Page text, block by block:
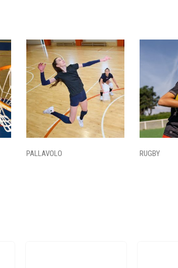
PALLAVOLO RUGBY